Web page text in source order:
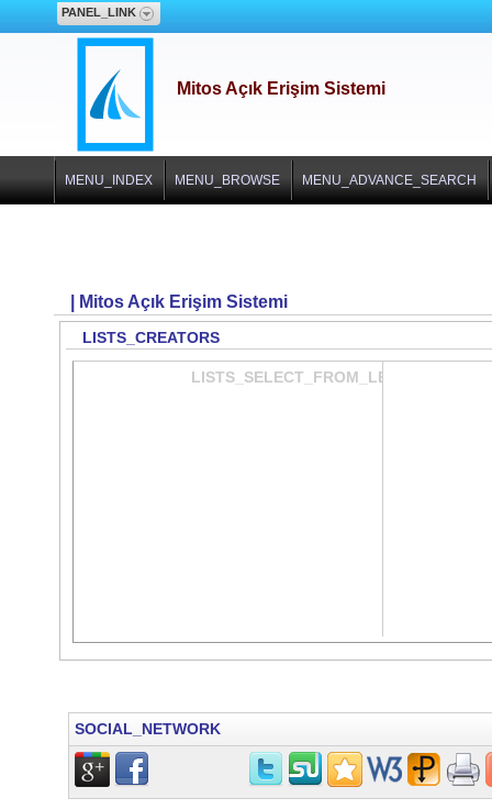
PANEL_LINK
Mitos Açık Erişim Sistemi
MENU_INDEX MENU_BROWSE MENU_ADVANCE_SEARCH
| Mitos Açık Erişim Sistemi
LISTS_CREATORS
LISTS_SELECT_FROM_LEFT
SOCIAL_NETWORK